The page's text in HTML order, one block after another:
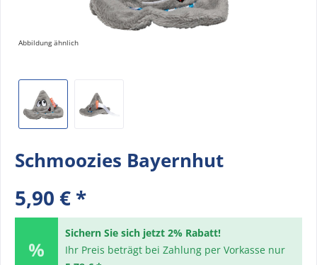
Abbildung ähnlich
Schmoozies Bayernhut
5,90 € *
Sichern Sie sich jetzt 2% Rabatt!
Ihr Preis beträgt bei Zahlung per Vorkasse nur